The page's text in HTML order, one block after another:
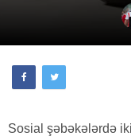
Sosial şəbəkələrdə